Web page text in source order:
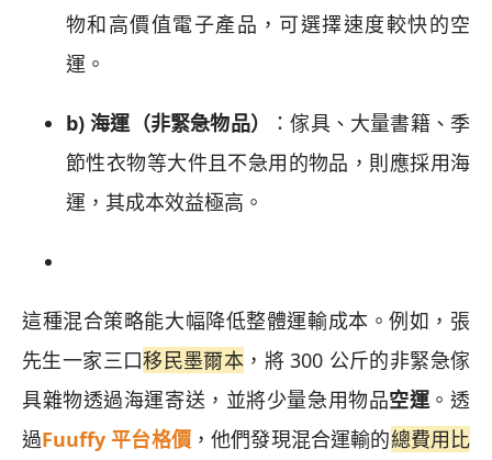
物和高價值電子產品，可選擇速度較快的空
運。
b) 海運（非緊急物品）
：傢具、大量書籍、季
節性衣物等大件且不急用的物品，則應採用海
運，其成本效益極高。
這種混合策略能大幅降低整體運輸成本。例如，張
先生一家三口移民墨爾本 ，將 300 公斤的非緊急傢
具雜物透過海運寄送，並將少量急用物品空運。透
過Fuuffy 平台格價，他們發現混合運輸的總費用比